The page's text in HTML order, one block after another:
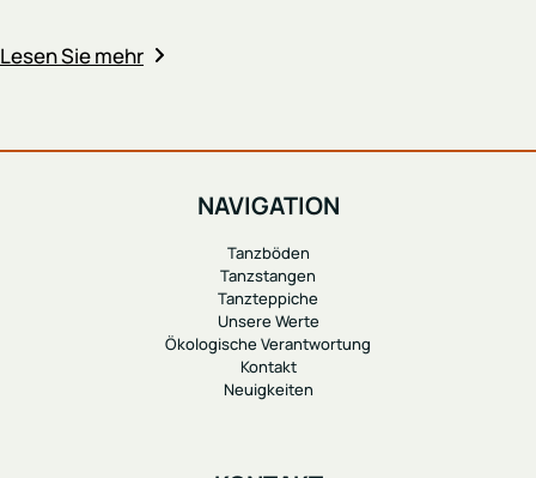
Lesen Sie mehr
NAVIGATION
Tanzböden
Tanzstangen
Tanzteppiche
Unsere Werte
Ökologische Verantwortung
Kontakt
Neuigkeiten